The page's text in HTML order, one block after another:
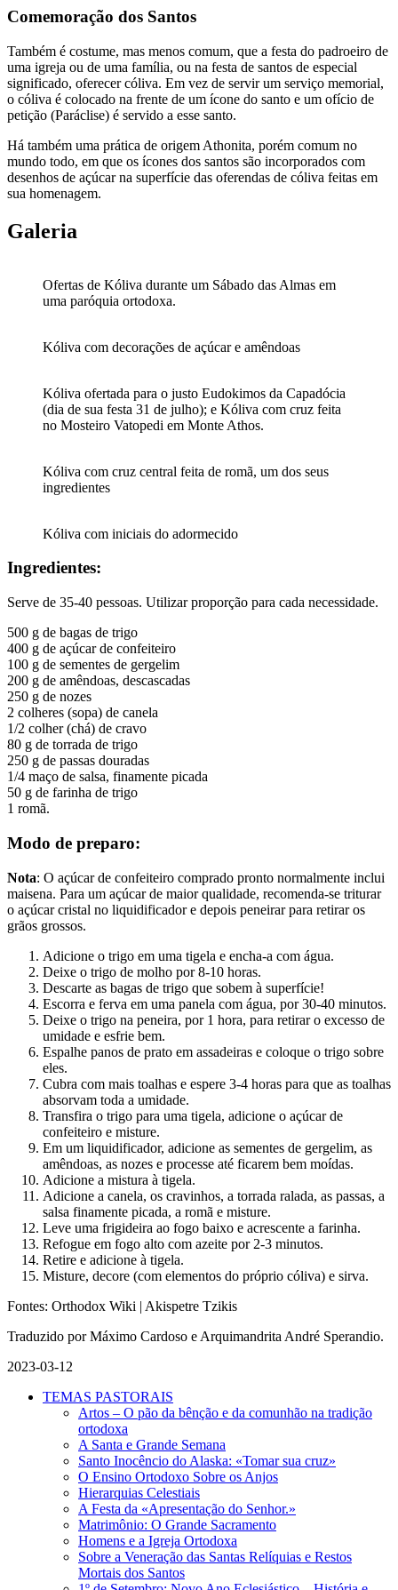
Comemoração dos Santos
Também é costume, mas menos comum, que a festa do padroeiro de
uma igreja ou de uma família, ou na festa de santos de especial
significado, oferecer cóliva. Em vez de servir um serviço memorial,
o cóliva é colocado na frente de um ícone do santo e um ofício de
petição (Paráclise) é servido a esse santo.
Há também uma prática de origem Athonita, porém comum no
mundo todo, em que os ícones dos santos são incorporados com
desenhos de açúcar na superfície das oferendas de cóliva feitas em
sua homenagem.
Galeria
Ofertas de Kóliva durante um Sábado das Almas em
uma paróquia ortodoxa.
Kóliva com decorações de açúcar e amêndoas
Kóliva ofertada para o justo Eudokimos da Capadócia
(dia de sua festa 31 de julho); e Kóliva com cruz feita
no Mosteiro Vatopedi em Monte Athos.
Kóliva com cruz central feita de romã, um dos seus
ingredientes
Kóliva com iniciais do adormecido
Ingredientes:​
Serve de 35-40 pessoas. Utilizar proporção para cada necessidade.
500 g de bagas de trigo
400 g de açúcar de confeiteiro
100 g de sementes de gergelim
200 g de amêndoas, descascadas
250 g de nozes
2 colheres (sopa) de canela
1/2 colher (chá) de cravo
80 g de torrada de trigo
250 g de passas douradas
1/4 maço de salsa, finamente picada
50 g de farinha de trigo
1 romã.
Modo de preparo:
Nota: O açúcar de confeiteiro comprado pronto normalmente inclui
maisena. Para um açúcar de maior qualidade, recomenda-se triturar
o açúcar cristal no liquidificador e depois peneirar para retirar os
grãos grossos.
Adicione o trigo em uma tigela e encha-a com água.
Deixe o trigo de molho por 8-10 horas.
Descarte as bagas de trigo que sobem à superfície!
Escorra e ferva em uma panela com água, por 30-40 minutos.
Deixe o trigo na peneira, por 1 hora, para retirar o excesso de
umidade e esfrie bem.
Espalhe panos de prato em assadeiras e coloque o trigo sobre
eles.
Cubra com mais toalhas e espere 3-4 horas para que as toalhas
absorvam toda a umidade.
Transfira o trigo para uma tigela, adicione o açúcar de
confeiteiro e misture.
Em um liquidificador, adicione as sementes de gergelim, as
amêndoas, as nozes e processe até ficarem bem moídas.
Adicione a mistura à tigela.
Adicione a canela, os cravinhos, a torrada ralada, as passas, a
salsa finamente picada, a romã e misture.
Leve uma frigideira ao fogo baixo e acrescente a farinha.
Refogue em fogo alto com azeite por 2-3 minutos.
Retire e adicione à tigela.
Misture, decore (com elementos do próprio cóliva) e sirva.
Fontes: Orthodox Wiki | Akispetre Tzikis
Traduzido por Máximo Cardoso e Arquimandrita André Sperandio.
2023-03-12
TEMAS PASTORAIS
Artos – O pão da bênção e da comunhão na tradição
ortodoxa
A Santa e Grande Semana
Santo Inocêncio do Alaska: «Tomar sua cruz»
O Ensino Ortodoxo Sobre os Anjos
Hierarquias Celestiais
A Festa da «Apresentação do Senhor.»
Matrimônio: O Grande Sacramento
Homens e a Igreja Ortodoxa
Sobre a Veneração das Santas Relíquias e Restos
Mortais dos Santos